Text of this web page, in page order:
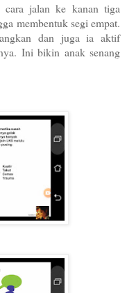
jalan ke kanan tiga
membentuk segi empat.
dan juga ia aktif
Ini bikin anak senang